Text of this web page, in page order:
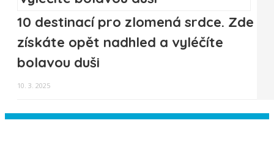
10 destinací pro zlomená srdce. Zde
získáte opět nadhled a vyléčíte
bolavou duši
10. 3. 2025